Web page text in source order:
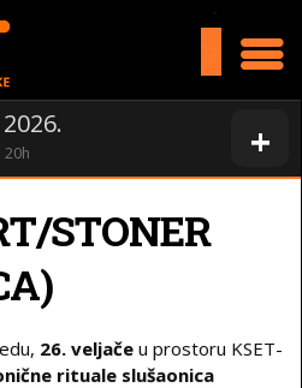
+
20h
STONER
26. veljače u prostoru KSET-
rituale slušaonica